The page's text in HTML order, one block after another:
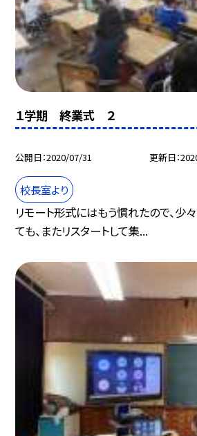
１学期 終業式 ２
公開日 2020/07/31 更新日
校長室より
リモート形式にはもう慣れたので、少
ても、またリスタートして集...